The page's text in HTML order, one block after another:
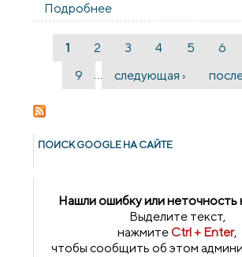
Подробнее
прихода в честь
Серафима
Страницы
1 2 3 4 5 6
9
следующая ›
ПОИСК GOОGLE НА САЙТЕ
Нашли ошибку или неточность
Выделите текст,
нажмитеCtrl + Enter,
чтобы сообщить об этом